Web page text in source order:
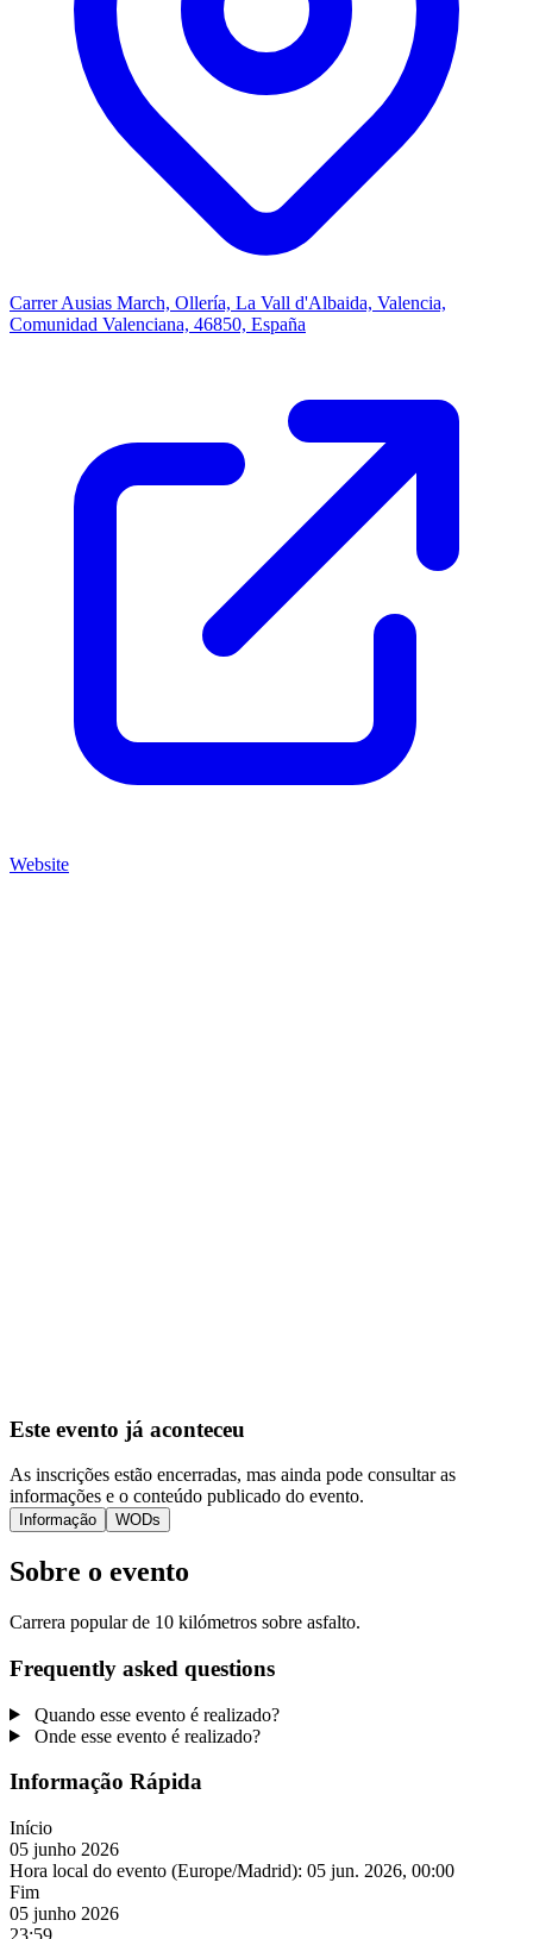
Carrer Ausias March, Ollería, La Vall d'Albaida, Valencia,
Comunidad Valenciana, 46850, España
Website
Este evento já aconteceu
As inscrições estão encerradas, mas ainda pode consultar as
informações e o conteúdo publicado do evento.
Informação WODs
Sobre o evento
Carrera popular de 10 kilómetros sobre asfalto.
Frequently asked questions
Quando esse evento é realizado?
Onde esse evento é realizado?
Informação Rápida
Início
05 junho 2026
Hora local do evento (Europe/Madrid): 05 jun. 2026, 00:00
Fim
05 junho 2026
23:59